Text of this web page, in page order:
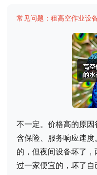
常见问题：租高空作业设
不一定。价格高的原
含保险、服务响应速
的，但夜间设备坏了
过一家便宜的，坏了